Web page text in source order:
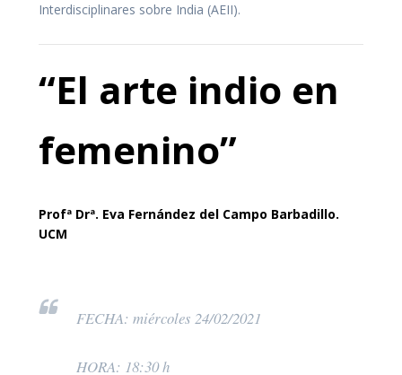
Interdisciplinares sobre India (AEII).
“El arte indio en
femenino”
Profª Drª. Eva Fernández del Campo Barbadillo.
UCM
FECHA: miércoles 24/02/2021
HORA: 18:30 h